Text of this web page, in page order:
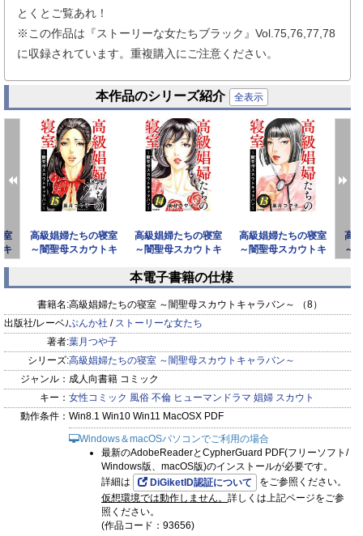
とくとご覧あれ！
※この作品は『ストーリーな女たちブラック』Vol.75,76,77,78
に収録されています。重複購入にご注意ください。
本作品のシリーズ紹介 全表示
室
キ
高級娼婦たちの寝室
～闇聖母スカウトキ
高級娼婦たちの寝室
～闇聖母スカウトキ
高級娼婦たちの寝室
～闇聖母スカウトキ
高
～
prev next
本電子書籍の仕様
書籍名:高級娼婦たちの寝室 ～闇聖母スカウトキャラバン～ （8）
出版社/レーベル:ぶんか社 / ストーリーな女たち
著者:葉月つや子
シリーズ:高級娼婦たちの寝室 ～闇聖母スカウトキャラバン～
ジャンル： 成人向書籍 コミック
キー： 女性コミック 風俗 不倫 ヒューマンドラマ 娼婦 スカウト
動作条件： Win8.1 Win10 Win11 MacOSX PDF
Windows＆macOSパソコンでご利用の場合
最新のAdobeReaderとCypherGuard PDF(フリーソフト/
Windows版、macOS版)のインストールが必要です。
詳細は
DiGiketID認証について
をご参照ください。
仮想環境では動作しません。 詳しくは上記ページをご参
照ください。
(作品コード：93656)